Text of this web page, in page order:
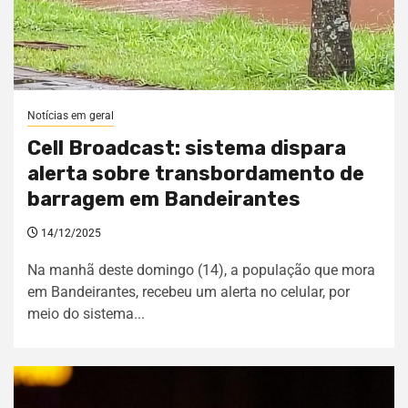
Notícias em geral
Cell Broadcast: sistema dispara
alerta sobre transbordamento de
barragem em Bandeirantes
14/12/2025
Na manhã deste domingo (14), a população que mora
em Bandeirantes, recebeu um alerta no celular, por
meio do sistema...